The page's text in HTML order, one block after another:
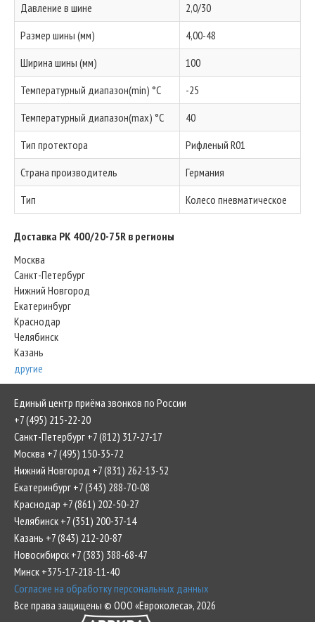
Давление в шине
2,0/30
Размер шины (мм)
4,00-48
Ширина шины (мм)
100
Температурный диапазон(min) °C
-25
Температурный диапазон(max) °C
40
Тип протектора
Рифленый R01
Страна производитель
Германия
Тип
Колесо пневматическое
Доставка PK 400/20-75R в регионы
Москва
Санкт-Петербург
Нижний Новгород
Екатеринбург
Краснодар
Челябинск
Казань
другие
Единый центр приёма звонков по России
+7 (495) 215-22-20
Санкт-Петербург +7 (812) 317-27-17
Москва +7 (495) 150-35-72
Нижний Новгород +7 (831) 262-13-52
Екатеринбург +7 (343) 288-70-08
Краснодар +7 (861) 202-50-27
Челябинск +7 (351) 200-37-14
Казань +7 (843) 212-20-87
Новосибирск +7 (383) 388-68-47
Минск +375-17-218-11-40
Согласие на обработку персональных данных
Все права защищены © ООО «Евроколеса», 2026